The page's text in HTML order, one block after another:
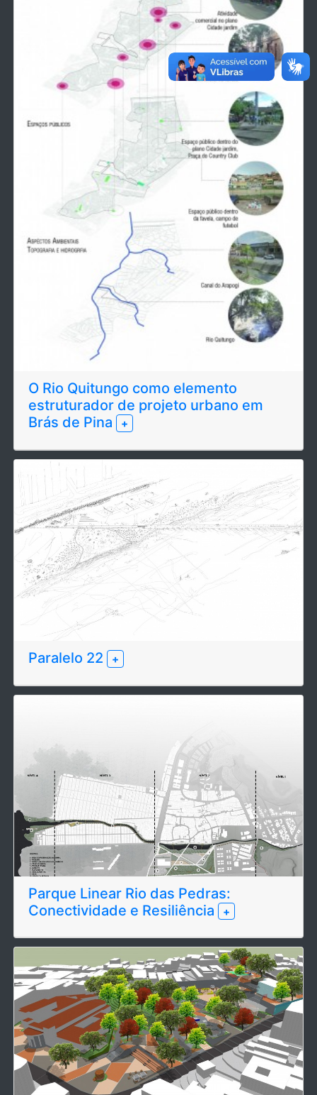
O Rio Quitungo como elemento
estruturador de projeto urbano em
Brás de Pina
+
Paralelo 22 +
Parque Linear Rio das Pedras:
Conectividade e Resiliência
+